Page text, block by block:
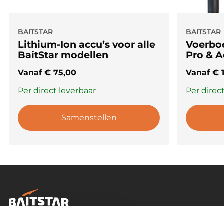
BAITSTAR
Lithium-Ion accu’s voor alle
BaitStar modellen
Vanaf € 75,00
Per direct leverbaar
Samenstellen
BAITSTAR
Pro &
Vanaf €
Per